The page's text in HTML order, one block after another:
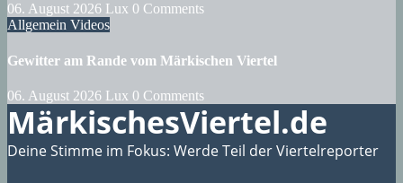
06. August 2026 Lux 0 Comments
Allgemein Videos
Gewitter am Rande vom Märkischen Viertel
06. August 2026 Lux 0 Comments
MärkischesViertel.de
Deine Stimme im Fokus: Werde Teil der Viertelreporter